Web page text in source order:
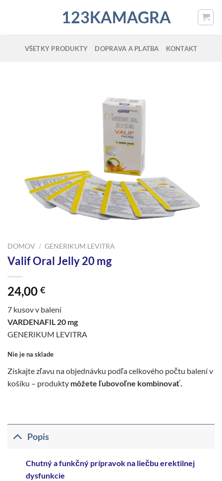
123KAMAGRA
VŠETKY PRODUKTY DOPRAVA A PLATBA KONTAKT
DOMOV / GENERIKUM LEVITRA
Valif Oral Jelly 20 mg
24,00 €
7 kusov v balení
VARDENAFIL 20 mg
GENERIKUM LEVITRA
Nie je na sklade
Získajte zľavu na objednávku podľa celkového počtu balení v
košíku – produkty môžete ľubovoľne kombinovať.
Popis
Chutný a funkčný prípravok na liečbu erektilnej
dysfunkcie